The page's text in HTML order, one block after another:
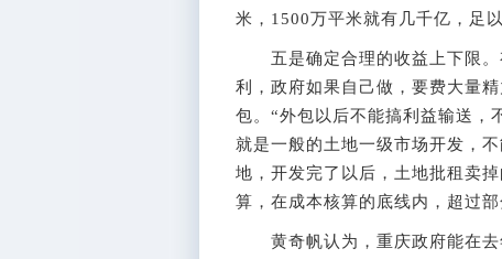
米，1500万平米就有几千亿，足
五是确定合理的收益上下限。
利，政府如果自己做，要费大量
包。“外包以后不能搞利益输送，
就是一般的土地一级市场开发，
地，开发完了以后，土地批租卖
算，在成本核算的底线内，超过
黄奇帆认为，重庆政府能在去